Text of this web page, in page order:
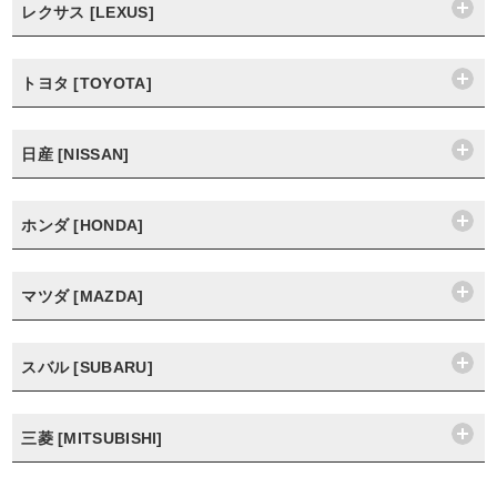
レクサス [LEXUS]
トヨタ [TOYOTA]
日産 [NISSAN]
ホンダ [HONDA]
マツダ [MAZDA]
スバル [SUBARU]
三菱 [MITSUBISHI]